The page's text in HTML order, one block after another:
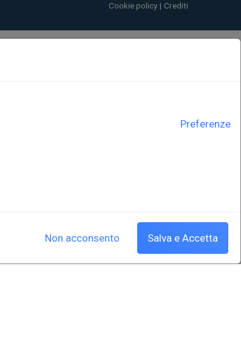
Cookie policy | Crediti
Preferenze
Non acconsento Salva e Accetta